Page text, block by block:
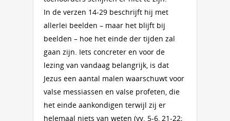
In de verzen 14-29 beschrijft hij met
allerlei beelden – maar het blijft bij
beelden – hoe het einde der tijden zal
gaan zijn. Iets concreter en voor de
lezing van vandaag belangrijk, is dat
Jezus een aantal malen waarschuwt voor
valse messiassen en valse profeten, die
het einde aankondigen terwijl zij er
helemaal niets van weten (vv. 5-6, 21-22;